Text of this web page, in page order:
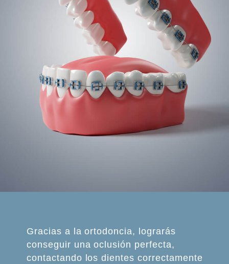
Gracias a la ortodoncia, lograrás
conseguir una oclusión perfecta,
contactando los dientes correctamente